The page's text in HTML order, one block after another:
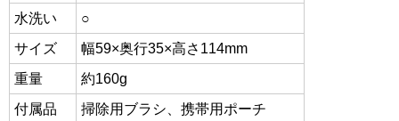
水洗い
○
サイズ
幅59×奥行35×高さ114mm
重量
約160g
付属品
掃除用ブラシ、携帯用ポーチ